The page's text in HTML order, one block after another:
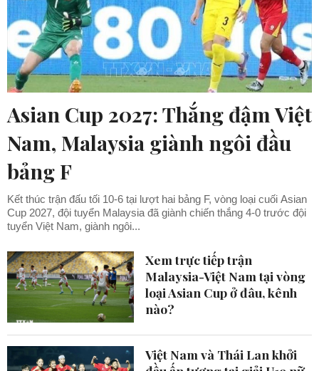
Asian Cup 2027: Thắng đậm Việt
Nam, Malaysia giành ngôi đầu
bảng F
Kết thúc trận đấu tối 10-6 tại lượt hai bảng F, vòng loại cuối Asian
Cup 2027, đội tuyển Malaysia đã giành chiến thắng 4-0 trước đội
tuyển Việt Nam, giành ngôi...
Xem trực tiếp trận
Malaysia-Việt Nam tại vòng
loại Asian Cup ở đâu, kênh
nào?
Việt Nam và Thái Lan khởi